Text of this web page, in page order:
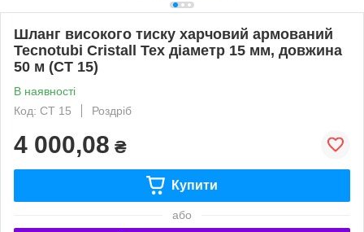
Шланг високого тиску харчовий армований
Tecnotubi Cristall Tex діаметр 15 мм, довжина
50 м (CT 15)
В наявності
Код: CT 15
Роздріб
4 000,08 ₴
Купити
або